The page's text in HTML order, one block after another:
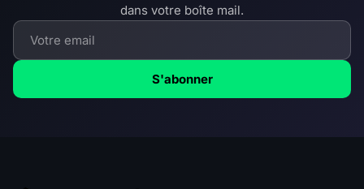
dans votre boîte mail.
S'abonner